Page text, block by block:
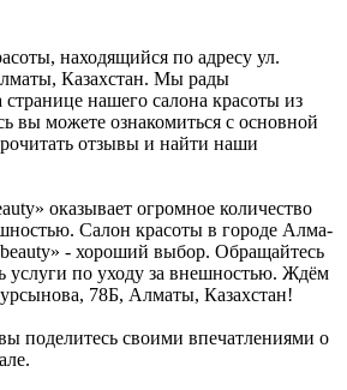
находящийся по адресу ул.
Казахстан. Мы рады
странице нашего салона красоты из
вы можете ознакомиться с основной
отзывы и найти наши
оказывает огромное количество
Салон красоты в городе Алма-
- хороший выбор. Обращайтесь
услуги по уходу за внешностью. Ждём
78Б, Алматы, Казахстан!
поделитесь своими впечатлениями о